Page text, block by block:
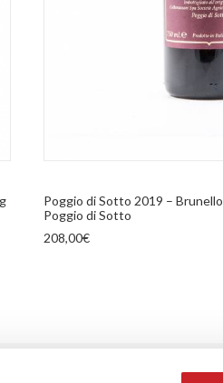
Poggio di Sotto 2019 –
Poggio di Sotto
208,00€